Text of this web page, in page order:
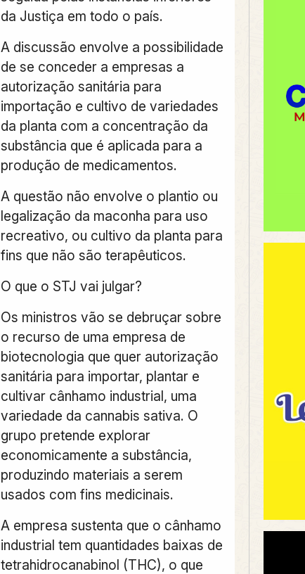
da Justiça em todo o país.
A discussão envolve a possibilidade
de se conceder a empresas a
autorização sanitária para
importação e cultivo de variedades
da planta com a concentração da
substância que é aplicada para a
produção de medicamentos.
A questão não envolve o plantio ou
legalização da maconha para uso
recreativo, ou cultivo da planta para
fins que não são terapêuticos.
O que o STJ vai julgar?
Os ministros vão se debruçar sobre
o recurso de uma empresa de
biotecnologia que quer autorização
sanitária para importar, plantar e
cultivar cânhamo industrial, uma
variedade da cannabis sativa. O
grupo pretende explorar
economicamente a substância,
produzindo materiais a serem
usados com fins medicinais.
A empresa sustenta que o cânhamo
industrial tem quantidades baixas de
tetrahidrocanabinol (THC), o que